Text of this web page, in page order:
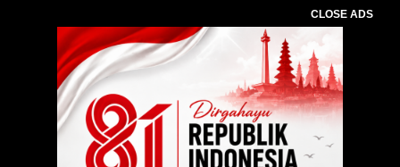
CLOSE ADS